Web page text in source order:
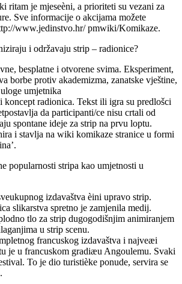
ritam je mjeseèni, a prioriteti su vezani za
Sve informacije o akcijama možete
www.jedinstvo.hr/ pmwiki/Komikaze.
i održavaju strip – radionice?
besplatne i otvorene svima. Eksperiment,
borbe protiv akademizma, zanatske vještine,
umjetnika
koncept radionica. Tekst ili igra su predlošci
da participanti/ce nisu crtali od
spontane ideje za strip na prvu loptu.
i stavlja na wiki komikaze stranice u formi
popularnosti stripa kao umjetnosti u
izdavaštva èini upravo strip.
slikarstva spretno je zamjenila medij.
tlo za strip dugogodišnjim animiranjem
u strip scenu.
francuskog izdavaštva i najveæi
je u francuskom gradiæu Angoulemu. Svaki
To je dio turistièke ponude, servira se